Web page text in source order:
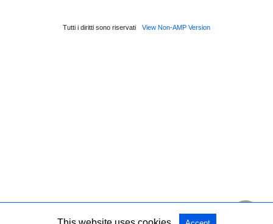
Tutti i diritti sono riservati View Non-AMP Version